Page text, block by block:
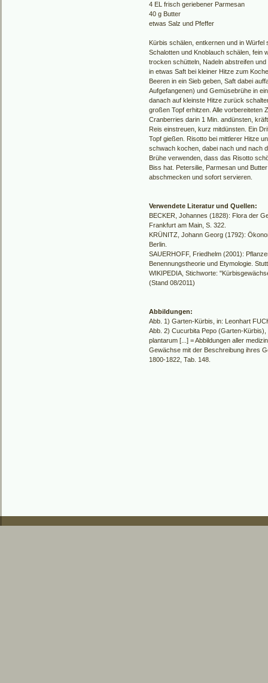
4 EL frisch geriebener Parmesan
40 g Butter
etwas Salz und Pfeffer
Kürbis schälen, entkernen und in Würfel
Schalotten und Knoblauch schälen, fein
trocken schütteln, Nadeln abstreifen
in etwas Saft bei kleiner Hitze zum
Beeren in ein Sieb geben, Saft dabei
Aufgefangenen) und Gemüsebrühe in
danach auf kleinste Hitze zurück
großen Topf erhitzen. Alle vorbereiteten
Cranberries darin 1 Min. andünsten,
Reis einstreuen, kurz mitdünsten. Ein
Topf gießen. Risotto bei mittlerer Hitze
schwach kochen, dabei nach und nach
Brühe verwenden, dass das Risotto
Biss hat. Petersilie, Parmesan und
abschmecken und sofort servieren.
Verwendete Literatur und Quellen:
BECKER, Johannes (1828): Flora der
Frankfurt am Main, S. 322.
KRÜNITZ, Johann Georg (1792):
Berlin.
SAUERHOFF, Friedhelm (2001):
Benennungstheorie und Etymologie.
WIKIPEDIA, Stichworte:
(Stand 08/2011)
Abbildungen:
Abb. 1) Garten-Kürbis, in: Leonhart
Abb. 2) Cucurbita Pepo (Garten-
plantarum [...] = Abbildungen aller
Gewächse mit der Beschreibung ihres
1800-1822, Tab. 148.